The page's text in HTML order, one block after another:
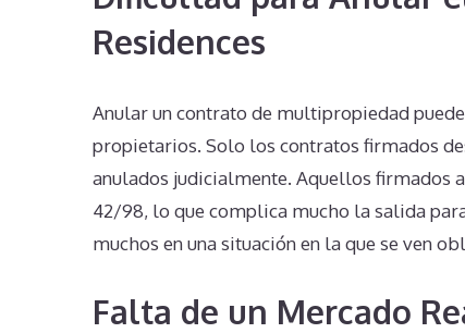
Residences
Anular un contrato de multipropiedad
propietarios. Solo los contratos firmados
anulados judicialmente. Aquellos firmados
42/98, lo que complica mucho la salida
muchos en una situación en la que se ven
Falta de un Mercado